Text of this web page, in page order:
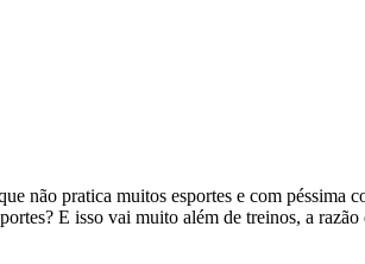
não pratica muitos esportes e com péssima
E isso vai muito além de treinos, a razão